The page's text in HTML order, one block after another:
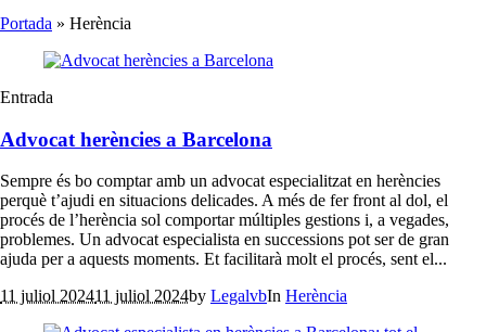
Portada » Herència
Entrada
Advocat herències a Barcelona
Sempre és bo comptar amb un advocat especialitzat en herències
perquè t’ajudi en situacions delicades. A més de fer front al dol, el
procés de l’herència sol comportar múltiples gestions i, a vegades,
problemes. Un advocat especialista en successions pot ser de gran
ajuda per a aquests moments. Et facilitarà molt el procés, sent el...
11 juliol 202411 juliol 2024by LegalvbIn Herència